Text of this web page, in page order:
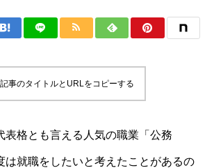
事のタイトルとURLをコピーする
表格とも言える人気の職業「公務
は就職をしたいと考えたことがあるの